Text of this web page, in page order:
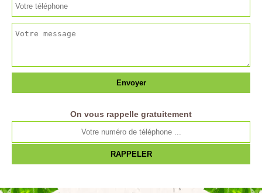
On vous rappelle gratuitement